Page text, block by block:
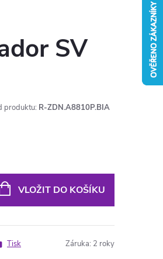
SV
produktu: R-ZDN.A8810P.BIA
VLOŽIT DO KOŠÍKU
Tisk Záruka: 2 roky